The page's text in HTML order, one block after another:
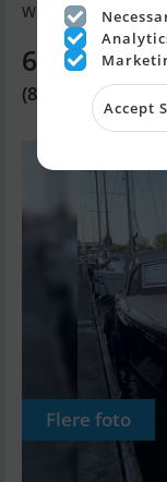
Wedel/Schleswig
668.130
(89.500 EUR)
Flere foto
Accept